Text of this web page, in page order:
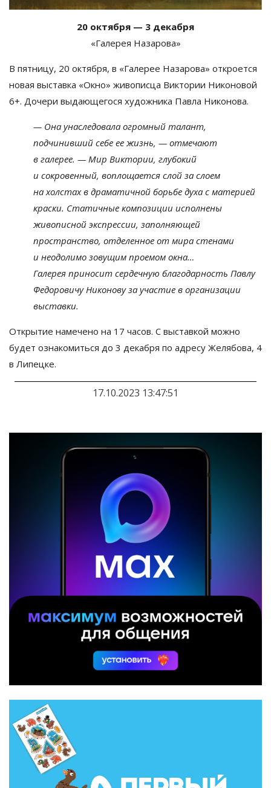
20 октября — 3 декабря
«Галерея Назарова»
В пятницу, 20 октября, в «Галерее Назарова» откроется
новая выставка «Окно» живописца Виктории Никоновой
6+. Дочери выдающегося художника Павла Никонова.
— Она унаследовала огромный талант,
подчинивший себе ее жизнь, — отмечают
в галерее. — Мир Виктории, глубокий
и сокровенный, воплощается слой за слоем
на холстах в драматичной борьбе духа с материей
краски. Статичные композиции исполнены
живописной экспрессии, заполняющей
пространство, отделенное от мира стенами
и неодолимо зовущим проемом окна…
Галерея приносит сердечную благодарность Павлу
Федоровичу Никонову за участие в организации
выставки.
Открытие намечено на 17 часов. С выставкой можно
будет ознакомиться до 3 декабря по адресу Желябова, 4
в Липецке.
17.10.2023 13:47:51